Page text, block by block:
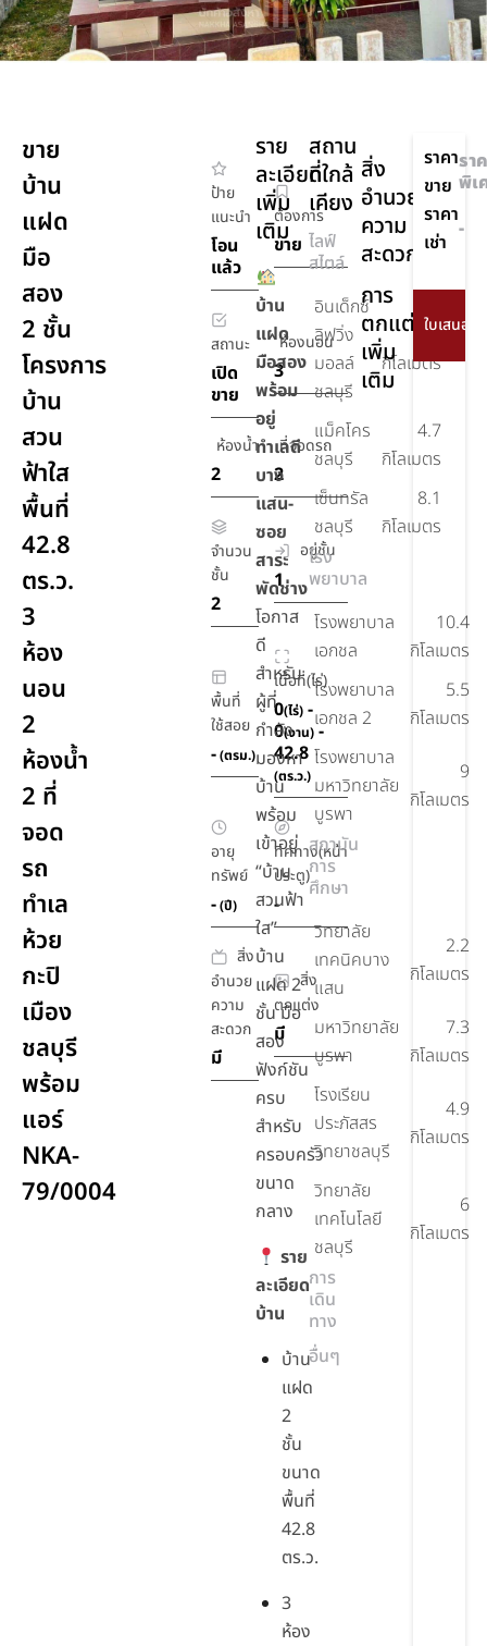
ขาย
บ้าน
แฝด
มือ
สอง
2 ชั้น
โครงการ
บ้าน
สวน
ฟ้าใส
พื้นที่
42.8
ตร.ว.
3
ห้อง
นอน
2
ห้องน้ำ
2 ที่
จอด
รถ
ทำเล
ห้วย
กะปิ
เมือง
ชลบุรี
พร้อม
แอร์
NKA-
79/0004
ป้าย
แนะนำ
โอน
แล้ว
ต้องการ
ขาย
สถานะ
เปิด
ขาย
ห้องนอน
3
ห้องน้ำ
2
ที่จอดรถ
2
จำนวน
ชั้น
2
อยู่ชั้น
1
พื้นที่
ใช้สอย
-(ตรม.)
เนื้อที่(ไร่)
0(ไร่) -
0(งาน)-
42.8
(ตร.ว.)
อายุ
ทรัพย์
-(ปี)
ทิศทาง(หน้า
ประตู)
-
สิ่ง
อำนวย
ความ
สะดวก
มี
สิ่ง
ตกแต่ง
มี
ราย
ละเอียด
เพิ่ม
เติม
บ้าน
แฝด
มือสอง
พร้อม
อยู่
ทำเลดี
บาง
แสน-
ซอย
สาระ
พัดช่าง
โอกาส
ดี
สำหรับ
ผู้ที่
กำลัง
มองหา
บ้าน
พร้อม
เข้าอยู่
“บ้าน
สวนฟ้า
ใส”
บ้าน
แฝด 2
ชั้น มือ
สอง
ฟังก์ชัน
ครบ
สำหรับ
ครอบครัว
ขนาด
กลาง
ราย
ละเอียด
บ้าน
บ้าน
แฝด
2
ชั้น
ขนาด
พื้นที่
42.8
ตร.ว.
3
ห้อง
สถาน
ที่ใกล้
เคียง
ไลฟ์
สไตล์
อินเด็กซ์
ลิฟวิ่ง
มอลล์
ชลบุรี
3.7
กิโลเมตร
แม็คโคร
ชลบุรี
4.7
กิโลเมตร
เซ็นทรัล
ชลบุรี
8.1
กิโลเมตร
โรง
พยาบาล
โรงพยาบาล​
เอกชล
10.4
กิโลเมตร
โรงพยาบาล
เอกชล 2
5.5
กิโลเมตร
โรงพยาบาล
มหาวิทยาลัย
บูรพา
9
กิโลเมตร
สถาบัน
การ
ศึกษา
วิทยาลัย
เทคนิคบาง
แสน
2.2
กิโลเมตร
มหาวิทยาลัย
บูรพา
7.3
กิโลเมตร
โรงเรียน
ประภัสสร
วิทยาชลบุรี
4.9
กิโลเมตร
วิทยาลัย
เทคโนโลยี
ชลบุรี
6
กิโลเมตร
การ
เดิน
ทาง
อื่นๆ
สิ่ง
อำนวย
ความ
สะดวก
การ
ตกแต่ง
เพิ่ม
เติม
ราคา
ขาย
รา
พิเ
ราคา
เช่า
-